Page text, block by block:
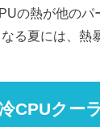
の熱が他の
る夏には、熱
CPUクー